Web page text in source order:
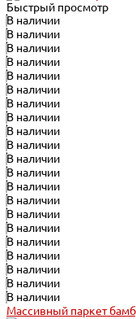
Быстрый просмотр
В наличии
В наличии
В наличии
В наличии
В наличии
В наличии
В наличии
В наличии
В наличии
В наличии
В наличии
В наличии
В наличии
В наличии
В наличии
В наличии
В наличии
В наличии
В наличии
В наличии
В наличии
Массивный паркет